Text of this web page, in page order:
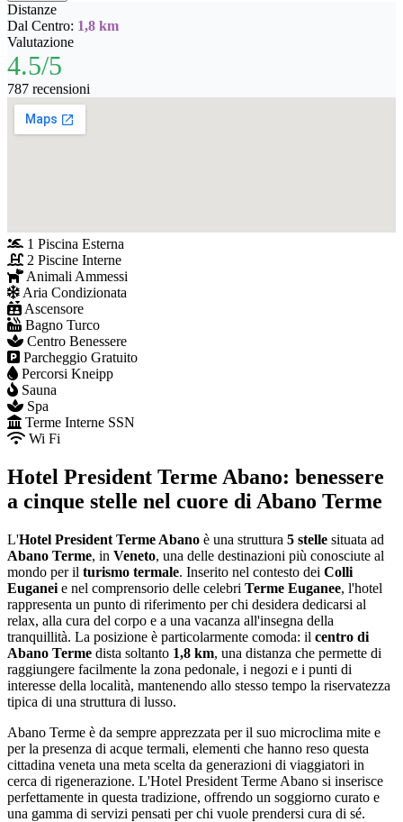
Distanze
Dal Centro: 1,8 km
Valutazione
4.5/5
787 recensioni
1 Piscina Esterna
2 Piscine Interne
Animali Ammessi
Aria Condizionata
Ascensore
Bagno Turco
Centro Benessere
Parcheggio Gratuito
Percorsi Kneipp
Sauna
Spa
Terme Interne SSN
Wi Fi
Hotel President Terme Abano: benessere
a cinque stelle nel cuore di Abano Terme
L'Hotel President Terme Abano è una struttura 5 stelle situata ad
Abano Terme, in Veneto, una delle destinazioni più conosciute al
mondo per il turismo termale. Inserito nel contesto dei Colli
Euganei e nel comprensorio delle celebri Terme Euganee, l'hotel
rappresenta un punto di riferimento per chi desidera dedicarsi al
relax, alla cura del corpo e a una vacanza all'insegna della
tranquillità. La posizione è particolarmente comoda: il centro di
Abano Terme dista soltanto 1,8 km, una distanza che permette di
raggiungere facilmente la zona pedonale, i negozi e i punti di
interesse della località, mantenendo allo stesso tempo la riservatezza
tipica di una struttura di lusso.
Abano Terme è da sempre apprezzata per il suo microclima mite e
per la presenza di acque termali, elementi che hanno reso questa
cittadina veneta una meta scelta da generazioni di viaggiatori in
cerca di rigenerazione. L'Hotel President Terme Abano si inserisce
perfettamente in questa tradizione, offrendo un soggiorno curato e
una gamma di servizi pensati per chi vuole prendersi cura di sé.